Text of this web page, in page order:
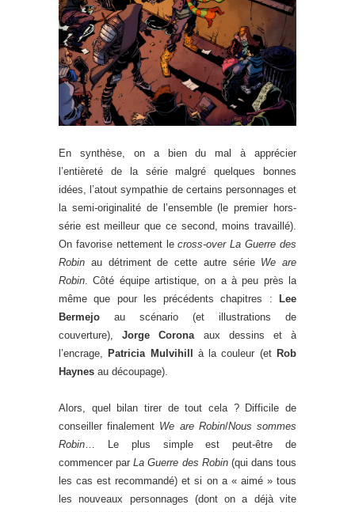
En synthèse, on a bien du mal à apprécier
l’entièreté de la série malgré quelques bonnes
idées, l’atout sympathie de certains personnages et
la semi-originalité de l’ensemble (le premier hors-
série est meilleur que ce second, moins travaillé).
On favorise nettement lecross-over La Guerre des
Robin au détriment de cette autre série We are
Robin . Côté équipe artistique, on a à peu près la
même que pour les précédents chapitres : Lee
Bermejo au scénario (et illustrations de
couverture),Jorge Corona aux dessins et à
l’encrage,Patricia Mulvihill à la couleur (etRob
Haynes au découpage).
Alors, quel bilan tirer de tout cela ? Difficile de
conseiller finalement We are Robin/Nous sommes
Robin … Le plus simple est peut-être de
commencer parLa Guerre des Robin(qui dans tous
les cas est recommandé) et si on a « aimé » tous
les nouveaux personnages (dont on a déjà vite